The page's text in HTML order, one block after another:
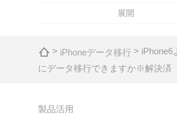
展開
> iPhoneデータ移行 > iPhone6
にデータ移行できますか※解決済
製品活用